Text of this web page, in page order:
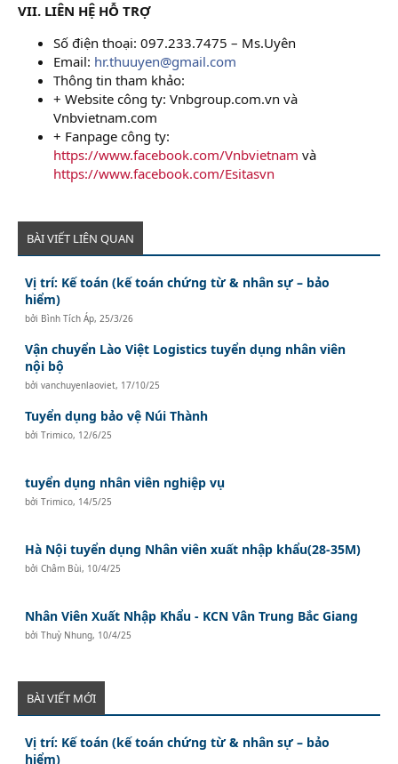
VII. LIÊN HỆ HỖ TRỢ
Số điện thoại: 097.233.7475 – Ms.Uyên
Email: hr.thuuyen@gmail.com
Thông tin tham khảo:
+ Website công ty: Vnbgroup.com.vn và
Vnbvietnam.com
+ Fanpage công ty:
https://www.facebook.com/Vnbvietnam và
https://www.facebook.com/Esitasvn
BÀI VIẾT LIÊN QUAN
Vị trí: Kế toán (kế toán chứng từ & nhân sự – bảo
hiểm)
bởi Bình Tích Áp, 25/3/26
Vận chuyển Lào Việt Logistics tuyển dụng nhân viên
nội bộ
bởivanchuyenlaoviet, 17/10/25
Tuyển dụng bảo vệ Núi Thành
bởiTrimico, 12/6/25
tuyển dụng nhân viên nghiệp vụ
bởiTrimico, 14/5/25
Hà Nội tuyển dụng Nhân viên xuất nhập khẩu(28-35M)
bởiChâm Bùi, 10/4/25
Nhân Viên Xuất Nhập Khẩu - KCN Vân Trung Bắc Giang
bởiThuỳ Nhung, 10/4/25
BÀI VIẾT MỚI
Vị trí: Kế toán (kế toán chứng từ & nhân sự – bảo
hiểm)